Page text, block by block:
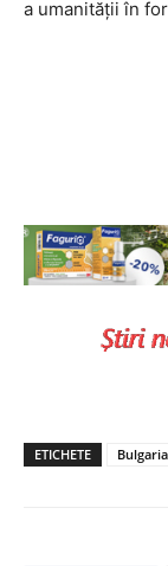
a umanităţii în
ETICHETE Bulgaria